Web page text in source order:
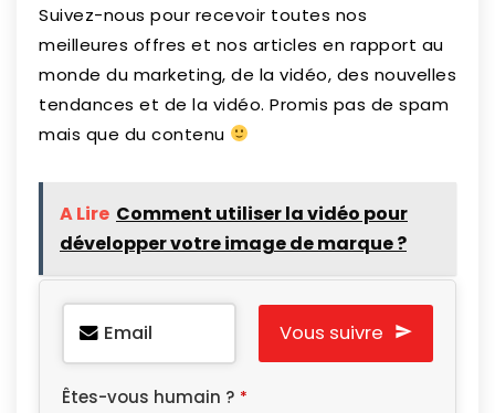
Suivez-nous pour recevoir toutes nos
meilleures offres et nos articles en rapport au
monde du marketing, de la vidéo, des nouvelles
tendances et de la vidéo. Promis pas de spam
mais que du contenu
A Lire Comment utiliser la vidéo pour
développer votre image de marque ?
Email Vous suivre
Êtes-vous humain ? *